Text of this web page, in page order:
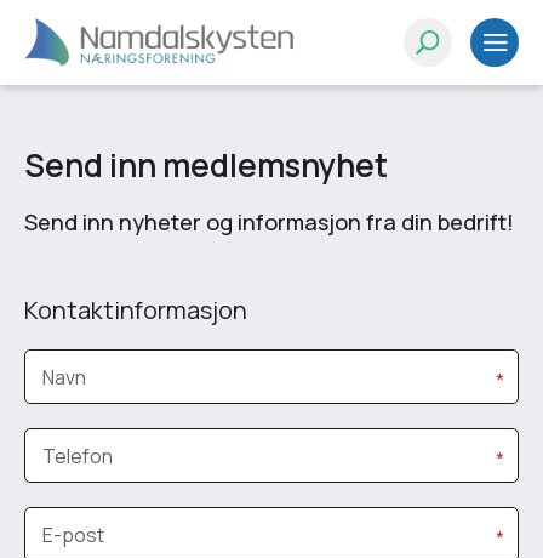
Send inn medlemsnyhet
Send inn nyheter og informasjon fra din bedrift!
Kontaktinformasjon
Navn *
Telefon *
E-post *